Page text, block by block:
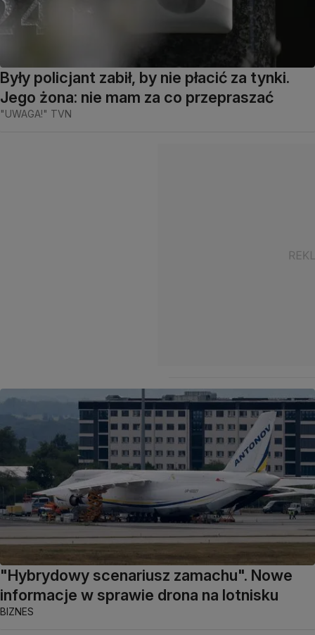
Były policjant zabił, by nie płacić za tynki.
Jego żona: nie mam za co przepraszać
"UWAGA!" TVN
"Hybrydowy scenariusz zamachu". Nowe
informacje w sprawie drona na lotnisku
BIZNES